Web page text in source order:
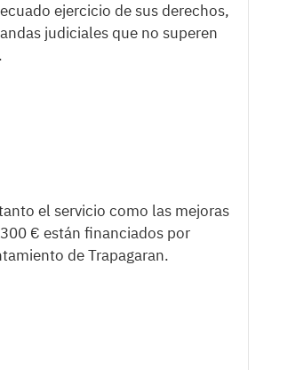
ejercicio de sus derechos,
judiciales que no superen
el servicio como las mejoras
€ están financiados por
de Trapagaran.